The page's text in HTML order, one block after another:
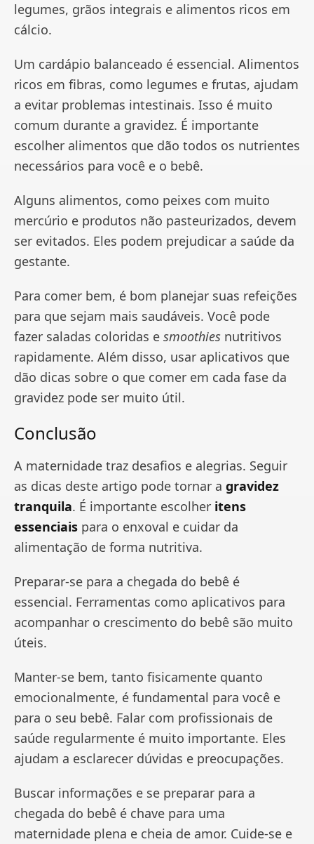
legumes, grãos integrais e alimentos ricos em
cálcio.
Um cardápio balanceado é essencial. Alimentos
ricos em fibras, como legumes e frutas, ajudam
a evitar problemas intestinais. Isso é muito
comum durante a gravidez. É importante
escolher alimentos que dão todos os nutrientes
necessários para você e o bebê.
Alguns alimentos, como peixes com muito
mercúrio e produtos não pasteurizados, devem
ser evitados. Eles podem prejudicar a saúde da
gestante.
Para comer bem, é bom planejar suas refeições
para que sejam mais saudáveis. Você pode
fazer saladas coloridas e smoothies nutritivos
rapidamente. Além disso, usar aplicativos que
dão dicas sobre o que comer em cada fase da
gravidez pode ser muito útil.
Conclusão
A maternidade traz desafios e alegrias. Seguir
as dicas deste artigo pode tornar a gravidez
tranquila. É importante escolher itens
essenciais para o enxoval e cuidar da
alimentação de forma nutritiva.
Preparar-se para a chegada do bebê é
essencial. Ferramentas como aplicativos para
acompanhar o crescimento do bebê são muito
úteis.
Manter-se bem, tanto fisicamente quanto
emocionalmente, é fundamental para você e
para o seu bebê. Falar com profissionais de
saúde regularmente é muito importante. Eles
ajudam a esclarecer dúvidas e preocupações.
Buscar informações e se preparar para a
chegada do bebê é chave para uma
maternidade plena e cheia de amor. Cuide-se e